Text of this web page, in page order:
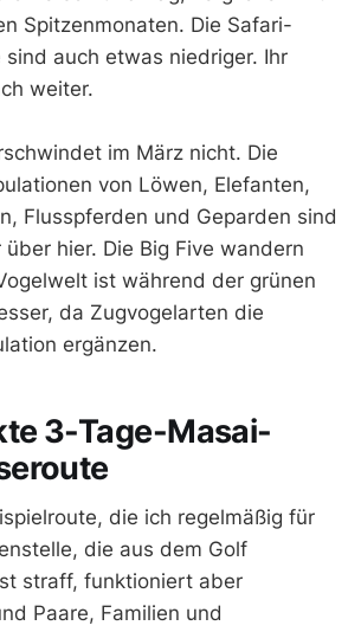
Spitzenmonaten. Die Safari-
sind auch etwas niedriger. Ihr
weiter.
im März nicht. Die
von Löwen, Elefanten,
Flusspferden und Geparden sind
hier. Die Big Five wandern
ist während der grünen
da Zugvogelarten die
ergänzen.
3-Tage-Masai-
die ich regelmäßig für
die aus dem Golf
straff, funktioniert aber
Paare, Familien und